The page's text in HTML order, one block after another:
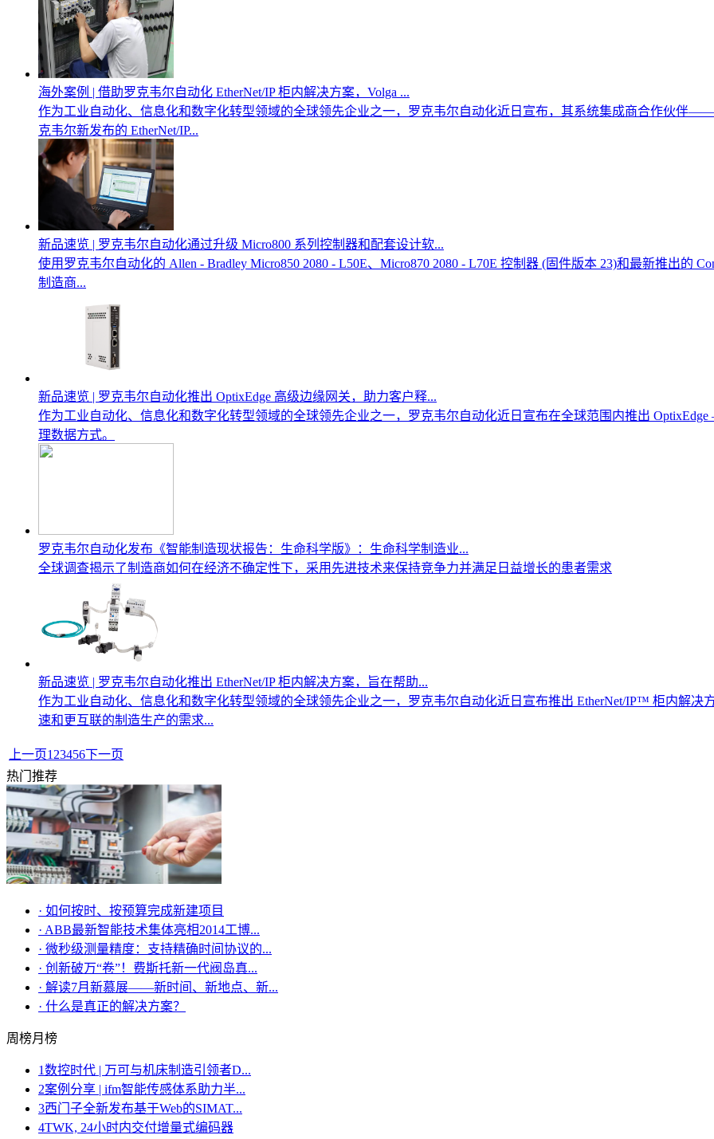
海外案例 | 借助罗克韦尔自动化 EtherNet/IP 柜内解决方案，Volga ...
作为工业自动化、信息化和数字化转型领域的全球领先企业之一，罗克韦尔自动化近日宣布，其系统集成商合作伙伴
克韦尔新发布的 EtherNet/IP...
新品速览 | 罗克韦尔自动化通过升级 Micro800 系列控制器和配套设计软...
使用罗克韦尔自动化的 Allen - Bradley Micro850 2080 - L50E、Micro870 2080 - L70E 控制器 (固件版本 23)和最新推出的
制造商...
新品速览 | 罗克韦尔自动化推出 OptixEdge 高级边缘网关，助力客户释...
作为工业自动化、信息化和数字化转型领域的全球领先企业之一，罗克韦尔自动化近日宣布在全球范围内推出
理数据方式。
罗克韦尔自动化发布《智能制造现状报告：生命科学版》：生命科学制造业...
全球调查揭示了制造商如何在经济不确定性下，采用先进技术来保持竞争力并满足日益增长的患者需求
新品速览 | 罗克韦尔自动化推出 EtherNet/IP 柜内解决方案，旨在帮助...
作为工业自动化、信息化和数字化转型领域的全球领先企业之一，罗克韦尔自动化近日宣布推出 EtherNet/IP™ 柜内解
速和更互联的制造生产的需求...
上一页1 23456下一页
热门推荐
· 如何按时、按预算完成新建项目
· ABB最新智能技术集体亮相2014工博...
· 微秒级测量精度：支持精确时间协议的...
· 创新破万“卷”！费斯托新一代阀岛真...
· 解读7月新慕展——新时间、新地点、新...
· 什么是真正的解决方案？
周榜月榜
1数控时代 | 万可与机床制造引领者D...
2案例分享 | ifm智能传感体系助力半...
3西门子全新发布基于Web的SIMAT...
4TWK, 24小时内交付增量式编码器